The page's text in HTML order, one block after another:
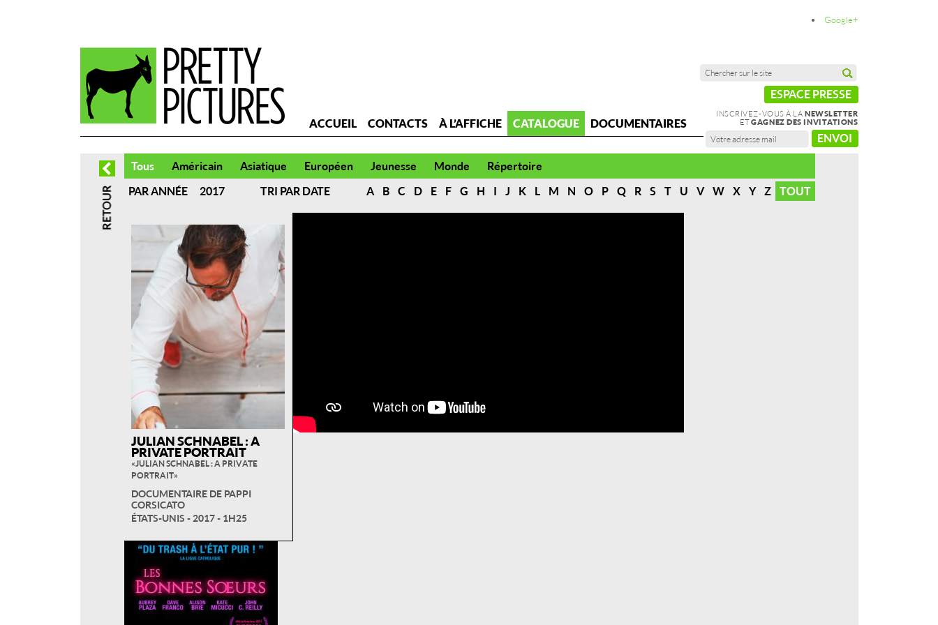
Google+
ESPACE PRESSE
INSCRIVEZ-VOUS À LA NEWSLETTER
ETGAGNEZ DES INVITATIONS
ENVOI
ACCUEIL CONTACTS À L’AFFICHE CATALOGUE DOCUMENTAIRES
Tous Américain Asiatique Européen Jeunesse Monde
Répertoire
PAR ANNÉE
TRI PAR DATE A B C D E F G H I J K L M N O P Q R S T U V W X Y Z TOUT
JULIAN SCHNABEL : A
PRIVATE PORTRAIT
« JULIAN SCHNABEL : A PRIVATE
PORTRAIT »
DOCUMENTAIRE DE PAPPI
CORSICATO
ÉTATS-UNIS - 2017 - 1H25